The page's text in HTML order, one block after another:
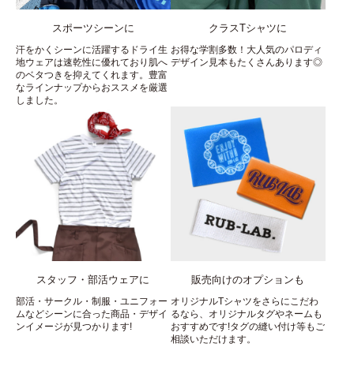
スポーツシーンに
汗をかくシーンに活躍するドライ生
地ウェアは速乾性に優れており肌へ
のベタつきを抑えてくれます。豊富
なラインナップからおススメを厳選
しました。
クラスTシャツに
お得な学割多数！大人気のパロディ
デザイン見本もたくさんあります◎
スタッフ・部活ウェアに
部活・サークル・制服・ユニフォー
ムなどシーンに合った商品・デザイ
ンイメージが見つかります!
販売向けのオプションも
オリジナルTシャツをさらにこだわ
るなら、オリジナルタグやネームも
おすすめです!タグの縫い付け等もご
相談いただけます。